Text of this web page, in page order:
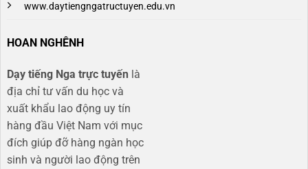
www.daytiengngatructuyen.edu.vn
HOAN NGHÊNH
Dạy tiếng Nga trực tuyến là
địa chỉ tư vấn du học và
xuất khẩu lao động uy tín
hàng đầu Việt Nam với mục
đích giúp đỡ hàng ngàn học
sinh và người lao động trên